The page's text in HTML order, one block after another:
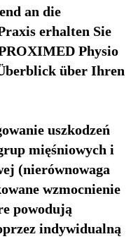
an die
erhalten Sie
Physio
über Ihren
uszkodzeń
mięśniowych i
(nierównowaga
wzmocnienie
powodują
indywidualną